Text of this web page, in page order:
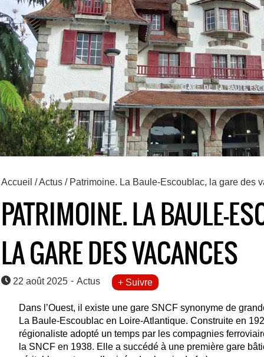
Accueil /Actus / Patrimoine. La Baule-Escoublac, la gare des
PATRIMOINE. LA BAULE-
LA GARE DES VACANCES
22 août 2025 - Actus + Suivre
Dans l’Ouest, il existe une gare SNCF synonyme de
La Baule-Escoublac en Loire-Atlantique. Construite en
régionaliste adopté un temps par les compagnies
la SNCF en 1938. Elle a succédé à une première gare